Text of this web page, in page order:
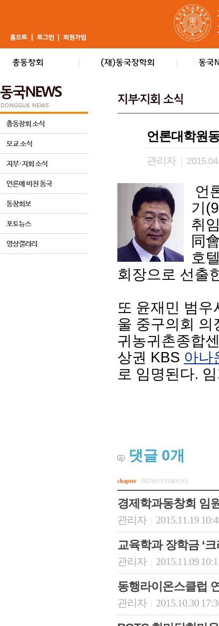
이사장 인사말
임원 현황
연혁·사업실적
결산 공시
총동창
모교 소
지부·지
동창회
포토뉴
언론대학원
관리자
언
기
취
同
호
회장으로 선출
또 윤재민 범우
울 중구의회 의
귀농귀촌종합
상권 KBS 아나
로 임명된다.
댓글 0개
chapter 292개(13/15페이지)
경제학과동창회 임
관리자 2015.11.19
교육학과 장학금 ‘
관리자 2015.11.09
동행라이온스클럽
관리자 2015.10.30